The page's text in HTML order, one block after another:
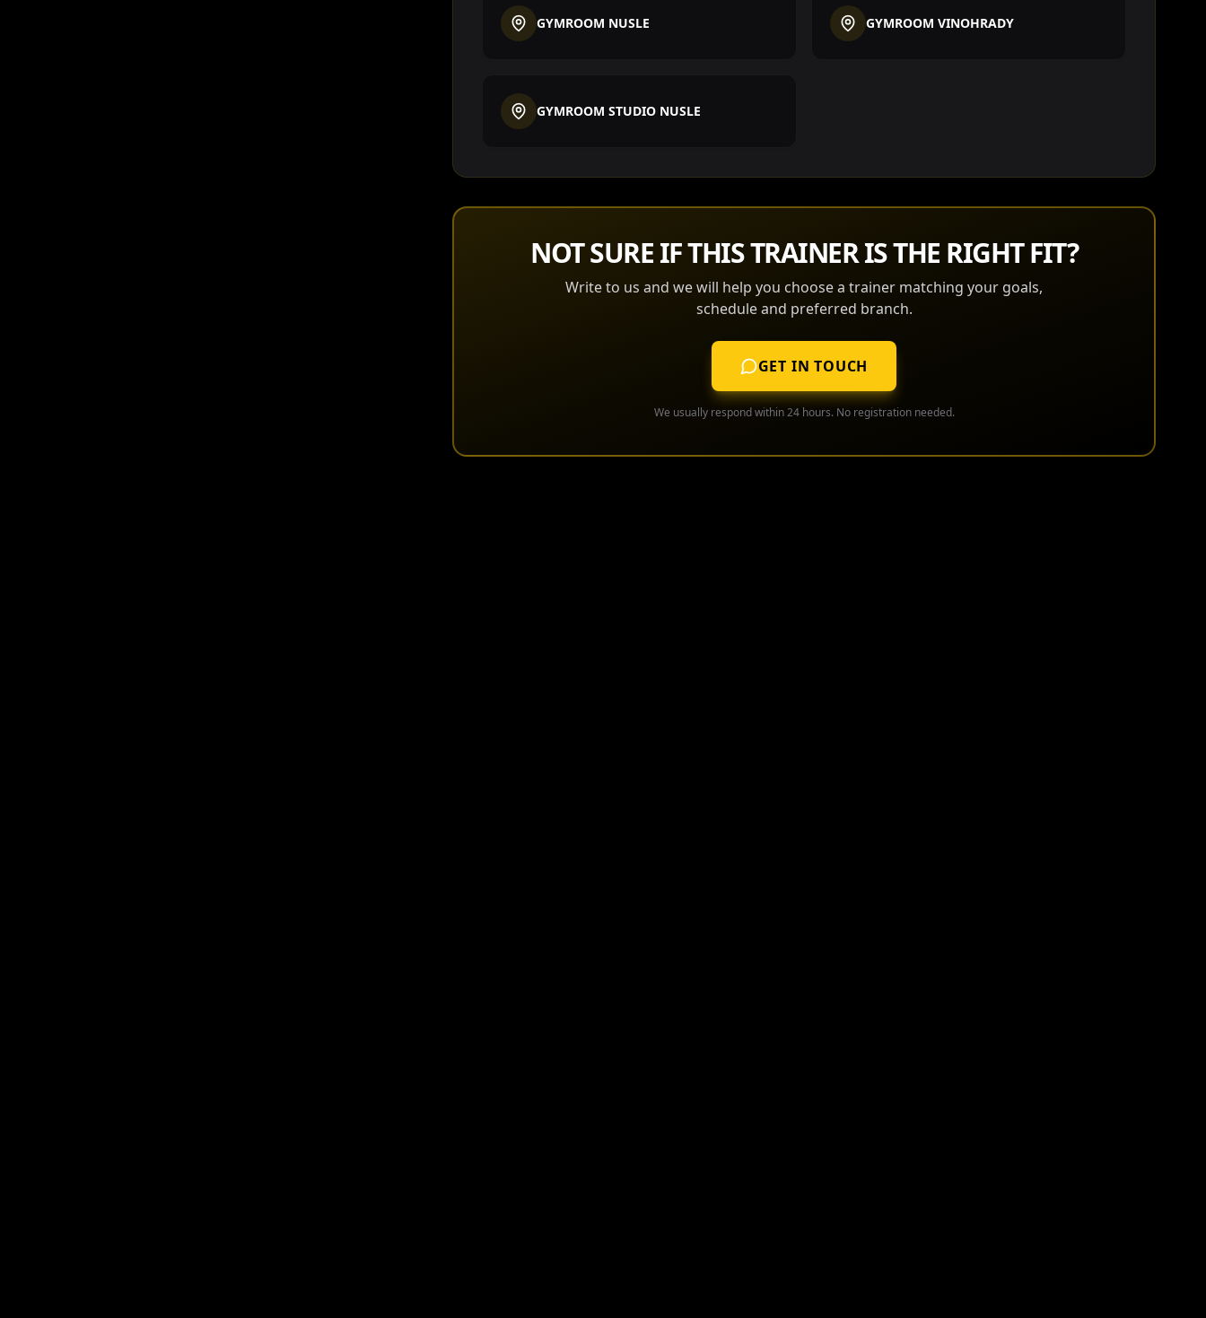
GYMROOM NUSLE GYMROOM VINOHRADY
GYMROOM STUDIO NUSLE
NOT SURE IF THIS TRAINER IS THE RIGHT FIT?
Write to us and we will help you choose a trainer matching your goals,
schedule and preferred branch.
GET IN TOUCH
We usually respond within 24 hours. No registration needed.